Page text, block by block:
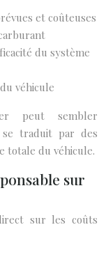
et coûteuses
du système
véhicule
peut sembler
traduit par des
totale du véhicule.
sur
sur les coûts